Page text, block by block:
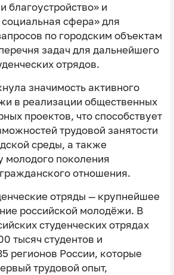
благоустройство» и
сфера» для
по городским объектам
задач для дальнейшего
отрядов.
значимость активного
в реализации общественных
проектов, что способствует
трудовой занятости
среды, а также
поколения
отношения.
отряды — крупнейшее
российской молодёжи. В
студенческих отрядах
тысяч студентов и
регионов России, которые
трудовой опыт,